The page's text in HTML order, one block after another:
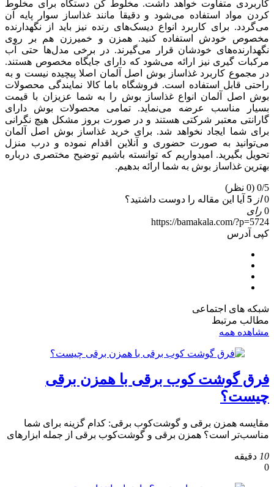
کاربردی متفاوت خواهد داشت. مخلوط کن دستگاه برای مخلوط
کردن مواد استفاده می‌شود و دقیقا مانند غذاساز سوار پایه آن
می‌گردد. برای کاربرد انواع دیسک‌های رنده نیز باید از نگهدارنده
مخصوص خودش استفاده کنید. همزن و خمیرزن هم بر روی
نگهدارنده‌های خودشان قرار می‌گیرند. در برخی مدل‌ها حتی آب
مرکبات گیری نیز ارائه می‌شود که دارای جایگاه مخصوص هستند.
در مجموع کاربرد غذاساز بوش اصل آلمان اصلا پیچیده نیست و به
راحتی قابل استفاده است. فروشگاه باما کالا نمایندگی محصولات
بوش اصل آلمان انواع غذاساز بوش را به شما عزیزان با قیمت
بسیار مناسب عرضه می‌نماید. تمامی محصولات بوش دارای
گارانتی معتبر شرکتی هستند و در صورت بروز مشکل هیچ نگرانی
برای شما ایجاد نخواهد شد. برای خرید غذاساز بوش اصل آلمان
می‌توانید به صورت حضوری و آنلاین اقدام نموده و درب منزل
تحویل بگیرید. امیدواریم که توانسته باشیم توضیح مختصری درباره
بهترین غذاساز بوش به شما ارائه بدهیم.
0/5 (0 نظر)
0 از 5 آیا این مقاله را دوست داشتید؟
0 رای
https://bamakala.com/?p=5724
کپی آدرس
شبکه های اجتماعی
مطالب مرتبط
مشاهده همه
فرق گوشت کوب برقی با همزن برقی
چیست؟
مقایسه همزن برقی و گوشت‌کوب برقی: کدام گزینه برای شما
مناسب‌تر است؟ همزن برقی و گوشت‌کوب برقی از جمله ابزارهای
10 دقیقه
0